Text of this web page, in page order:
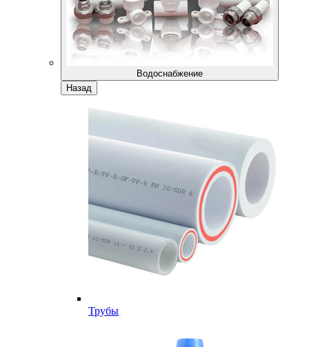
Водоснабжение
Назад
Трубы